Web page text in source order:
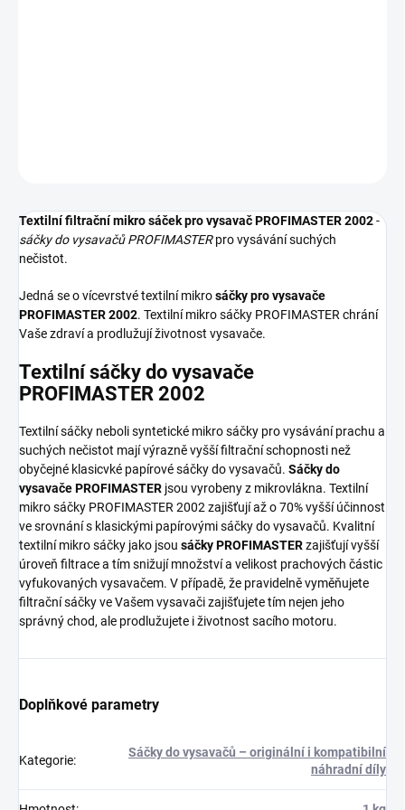
Textilní filtrační mikro sáček pro vysavač PROFIMASTER 2002-
sáčky do vysavačů PROFIMASTERpro vysávání suchých
nečistot.
Jedná se o vícevrstvé textilní mikrosáčky pro vysavače
PROFIMASTER 2002. Textilní mikro sáčky PROFIMASTER chrání
Vaše zdraví a prodlužují životnost vysavače.
Textilní sáčky do vysavače
PROFIMASTER 2002
Textilní sáčky neboli syntetické mikro sáčky pro vysávání prachu a
suchých nečistot mají výrazně vyšší filtrační schopnosti než
obyčejné klasicvké papírové sáčky do vysavačů. Sáčky do
vysavače PROFIMASTER jsou vyrobeny z mikrovlákna. Textilní
mikro sáčky PROFIMASTER 2002 zajišťují až o 70% vyšší účinnost
ve srovnání s klasickými papírovými sáčky do vysavačů. Kvalitní
textilní mikro sáčky jako jsou sáčky PROFIMASTERzajišťují vyšší
úroveň filtrace a tím snižují množství a velikost prachových částic
vyfukovaných vysavačem. V případě, že pravidelně vyměňujete
filtrační sáčky ve Vašem vysavači zajišťujete tím nejen jeho
správný chod, ale prodlužujete i životnost sacího motoru.
Doplňkové parametry
Kategorie:
Sáčky do vysavačů – originální i kompatibilní
náhradní díly